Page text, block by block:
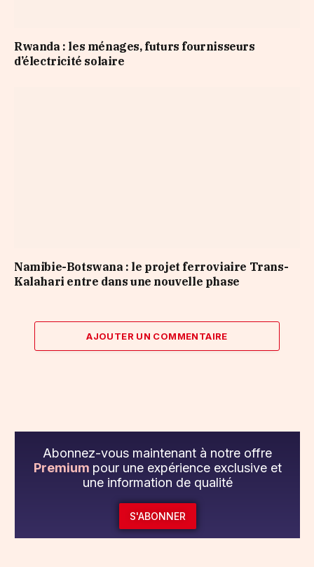
Rwanda : les ménages, futurs fournisseurs
d’électricité solaire
Namibie-Botswana : le projet ferroviaire Trans-
Kalahari entre dans une nouvelle phase
AJOUTER UN COMMENTAIRE
Abonnez-vous maintenant à notre offre
Premium pour une expérience exclusive et
une information de qualité
S'ABONNER